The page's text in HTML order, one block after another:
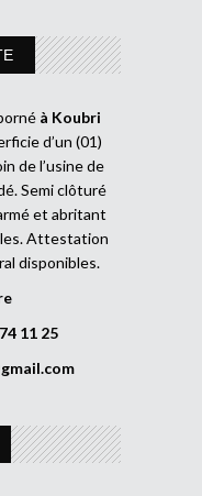
à Koubri
d’un (01)
de l’usine de
Semi clôturé
et abritant
Attestation
disponibles.
11 25